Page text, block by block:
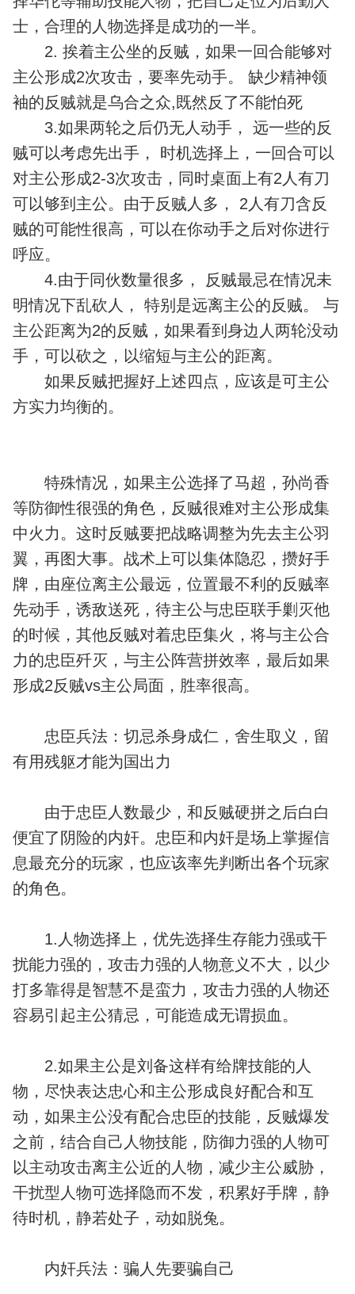
士，合理的人物选择是成功的一半。
2. 挨着主公坐的反贼，如果一回合能够对
主公形成2次攻击，要率先动手。 缺少精神领
袖的反贼就是乌合之众,既然反了不能怕死
3.如果两轮之后仍无人动手， 远一些的反
贼可以考虑先出手， 时机选择上，一回合可以
对主公形成2-3次攻击，同时桌面上有2人有刀
可以够到主公。由于反贼人多， 2人有刀含反
贼的可能性很高，可以在你动手之后对你进行
呼应。
4.由于同伙数量很多， 反贼最忌在情况未
明情况下乱砍人， 特别是远离主公的反贼。 与
主公距离为2的反贼，如果看到身边人两轮没动
手，可以砍之，以缩短与主公的距离。
如果反贼把握好上述四点，应该是可主公
方实力均衡的。
特殊情况，如果主公选择了马超，孙尚香
等防御性很强的角色，反贼很难对主公形成集
中火力。这时反贼要把战略调整为先去主公羽
翼，再图大事。战术上可以集体隐忍，攒好手
牌，由座位离主公最远，位置最不利的反贼率
先动手，诱敌送死，待主公与忠臣联手剿灭他
的时候，其他反贼对着忠臣集火，将与主公合
力的忠臣歼灭，与主公阵营拼效率，最后如果
形成2反贼vs主公局面，胜率很高。
忠臣兵法：切忌杀身成仁，舍生取义，留
有用残躯才能为国出力
由于忠臣人数最少，和反贼硬拼之后白白
便宜了阴险的内奸。忠臣和内奸是场上掌握信
息最充分的玩家，也应该率先判断出各个玩家
的角色。
1.人物选择上，优先选择生存能力强或干
扰能力强的，攻击力强的人物意义不大，以少
打多靠得是智慧不是蛮力，攻击力强的人物还
容易引起主公猜忌，可能造成无谓损血。
2.如果主公是刘备这样有给牌技能的人
物，尽快表达忠心和主公形成良好配合和互
动，如果主公没有配合忠臣的技能，反贼爆发
之前，结合自己人物技能，防御力强的人物可
以主动攻击离主公近的人物，减少主公威胁，
干扰型人物可选择隐而不发，积累好手牌，静
待时机，静若处子，动如脱兔。
内奸兵法：骗人先要骗自己